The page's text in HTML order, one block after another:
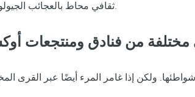
ثقافي محاط بالعجائب الجيولوجية التي تفاجئ المسافر. أفضل شيء هو أنه حقيقي وكل شيء موجود في غران كناريا.
من فنادق ومنتجعات
ولكن إذا غامر المرء أيضًا عبر القرى